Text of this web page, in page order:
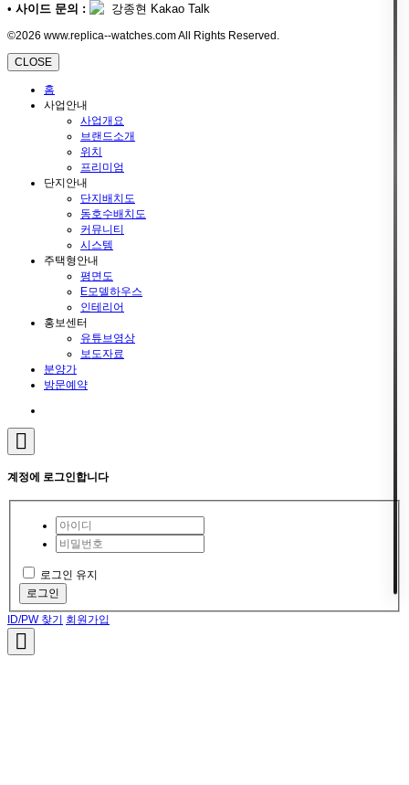
• 사이드 문의 : 강종현 Kakao Talk
©2026 www.replica--watches.com All Rights Reserved.
CLOSE
홈
사업안내
사업개요
브랜드소개
위치
프리미엄
단지안내
단지배치도
동호수배치도
커뮤니티
시스템
주택형안내
평면도
E모델하우스
인테리어
홍보센터
유튜브영상
보도자료
분양가
방문예약
계정에 로그인합니다
로그인 유지
로그인
ID/PW 찾기 회원가입